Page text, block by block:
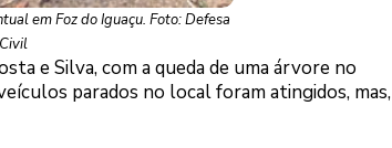
em Foz do Iguaçu. Foto: Defesa
Civil
e Silva, com a queda de uma árvore no
parados no local foram atingidos, mas,